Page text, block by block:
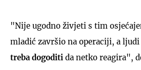
"Nije ugodno živjeti s tim
mladić završio na operaciji, a ljudi
treba dogoditi da netko reagira",